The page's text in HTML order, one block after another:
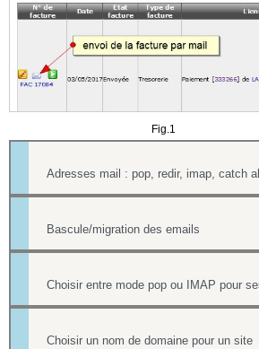
Fig.1
Adresses mail : pop, redir, imap, catch all
Bascule/migration des emails
Choisir un nom de domaine pour un site